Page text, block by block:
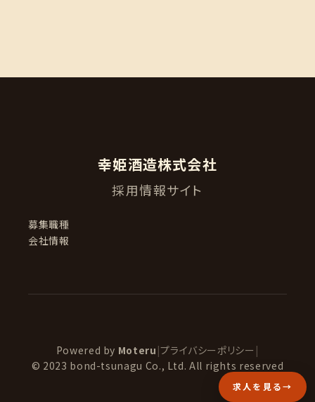
求人を見る →
幸姫酒造株式会社
採用情報サイト
募集職種
会社情報
Powered by Moteru |プライバシーポリシー |
© 2023 bond-tsunagu Co., Ltd. All rights reserved